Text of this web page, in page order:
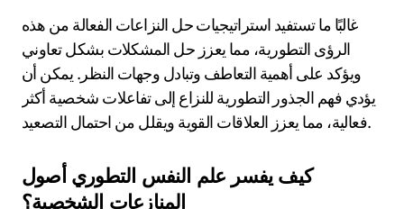
غالبًا ما تستفيد استراتيجيات حل النزاعات الفعالة من هذه
الرؤى التطورية، مما يعزز حل المشكلات بشكل تعاوني
ويؤكد على أهمية التعاطف وتبادل وجهات النظر. يمكن أن
يؤدي فهم الجذور التطورية للنزاع إلى تفاعلات شخصية أكثر
فعالية، مما يعزز العلاقات القوية ويقلل من احتمال التصعيد.
كيف يفسر علم النفس التطوري أصول
المنازعات الشخصية؟